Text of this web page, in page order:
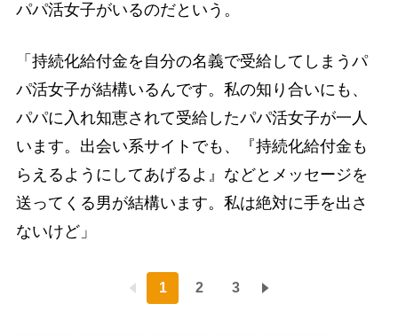
パパ活女子がいるのだという。
「持続化給付金を自分の名義で受給してしまうパ
パ活女子が結構いるんです。私の知り合いにも、
パパに入れ知恵されて受給したパパ活女子が一人
います。出会い系サイトでも、『持続化給付金も
らえるようにしてあげるよ』などとメッセージを
送ってくる男が結構います。私は絶対に手を出さ
ないけど」
1 2 3